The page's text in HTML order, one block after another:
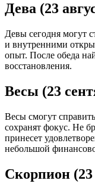
Дева (23
Девы сегодня могут
и внутренними
опыт. После обеда
восстановления.
Весы (23
Весы смогут
сохранят фокус. Не
принесет
небольшой
Скорпион